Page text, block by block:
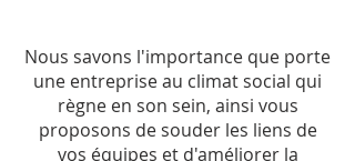
Nous savons l'importance que porte
une entreprise au climat social qui
règne en son sein, ainsi vous
proposons de souder les liens de
vos équipes et d'améliorer la